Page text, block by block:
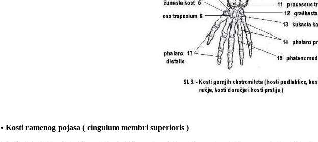
• Kosti ramenog pojasa ( cingulum membri superioris )